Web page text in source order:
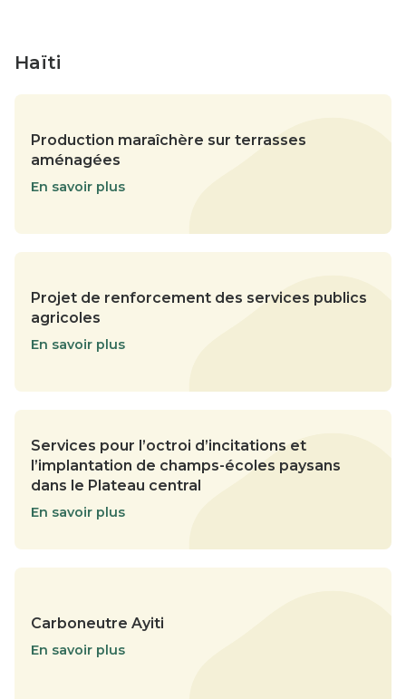
Haïti
Production maraîchère sur terrasses
aménagées
En savoir plus
Projet de renforcement des services publics
agricoles
En savoir plus
Services pour l’octroi d’incitations et
l’implantation de champs-écoles paysans
dans le Plateau central
En savoir plus
Carboneutre Ayiti
En savoir plus